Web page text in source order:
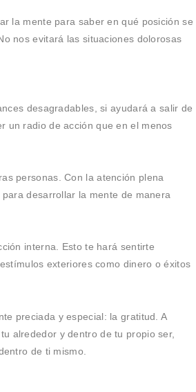
la mente para saber en qué posición se
nos evitará las situaciones dolorosas
desagradables, si ayudará a salir de
un radio de acción que en el menos
personas. Con la atención plena
desarrollar la mente de manera
interna. Esto te hará sentirte
exteriores como dinero o éxitos
preciada y especial: la gratitud. A
alrededor y dentro de tu propio ser,
de ti mismo.